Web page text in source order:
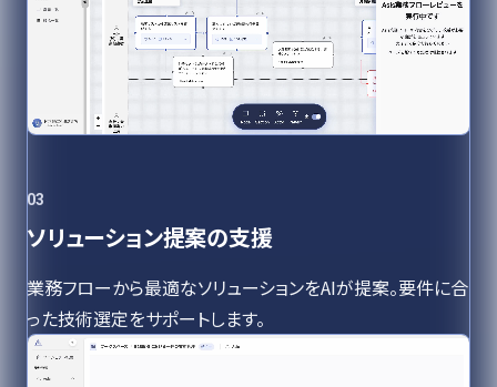
03
ソリューション提案の支援
業務フローから最適なソリューションをAIが提案。要件に合
った技術選定をサポートします。